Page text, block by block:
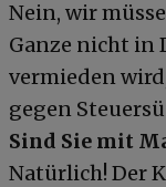
Nein, wir
Ganze nicht in
vermieden
gegen
Sind Sie mit
Natürlich! Der